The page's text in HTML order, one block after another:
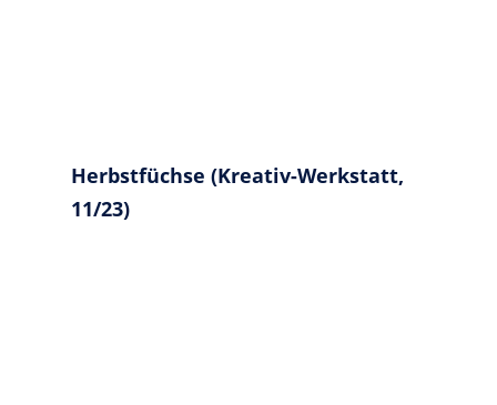
Herbstfüchse (Kreativ-Werkstatt,
11/23)